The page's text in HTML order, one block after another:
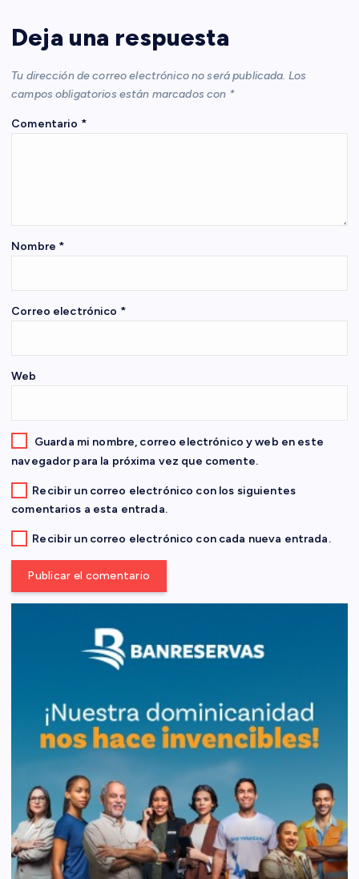
c
i
ó
n
e
r
d
a
s
Deja una respuesta
Tu dirección de correo electrónico no será publicada. Los
campos obligatorios están marcados con *
Comentario *
Nombre *
Correo electrónico *
Web
Guarda mi nombre, correo electrónico y web en este
navegador para la próxima vez que comente.
Recibir un correo electrónico con los siguientes
comentarios a esta entrada.
Recibir un correo electrónico con cada nueva entrada.